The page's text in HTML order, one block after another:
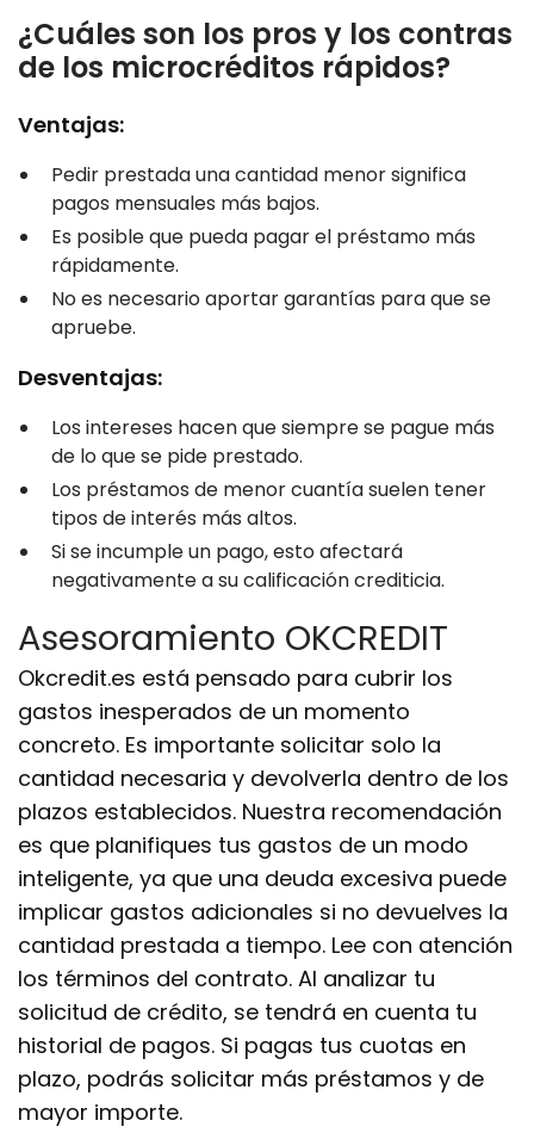
¿Cuáles son los pros y los contras
de los microcréditos rápidos?
Ventajas:
Pedir prestada una cantidad menor significa
pagos mensuales más bajos.
Es posible que pueda pagar el préstamo más
rápidamente.
No es necesario aportar garantías para que se
apruebe.
Desventajas:
Los intereses hacen que siempre se pague más
de lo que se pide prestado.
Los préstamos de menor cuantía suelen tener
tipos de interés más altos.
Si se incumple un pago, esto afectará
negativamente a su calificación crediticia.
Asesoramiento OKCREDIT
Okcredit.es está pensado para cubrir los
gastos inesperados de un momento
concreto. Es importante solicitar solo la
cantidad necesaria y devolverla dentro de los
plazos establecidos. Nuestra recomendación
es que planifiques tus gastos de un modo
inteligente, ya que una deuda excesiva puede
implicar gastos adicionales si no devuelves la
cantidad prestada a tiempo. Lee con atención
los términos del contrato. Al analizar tu
solicitud de crédito, se tendrá en cuenta tu
historial de pagos. Si pagas tus cuotas en
plazo, podrás solicitar más préstamos y de
mayor importe.